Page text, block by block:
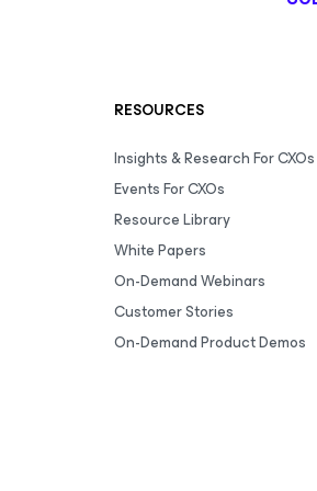
RESOURCES
Insights & Research For CXOs
Events For CXOs
Resource Library
White Papers
On-Demand Webinars
Customer Stories
On-Demand Product Demos